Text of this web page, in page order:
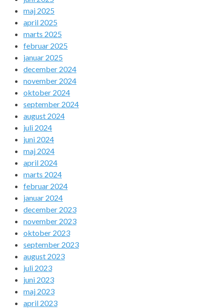
maj 2025
april 2025
marts 2025
februar 2025
januar 2025
december 2024
november 2024
oktober 2024
september 2024
august 2024
juli 2024
juni 2024
maj 2024
april 2024
marts 2024
februar 2024
januar 2024
december 2023
november 2023
oktober 2023
september 2023
august 2023
juli 2023
juni 2023
maj 2023
april 2023